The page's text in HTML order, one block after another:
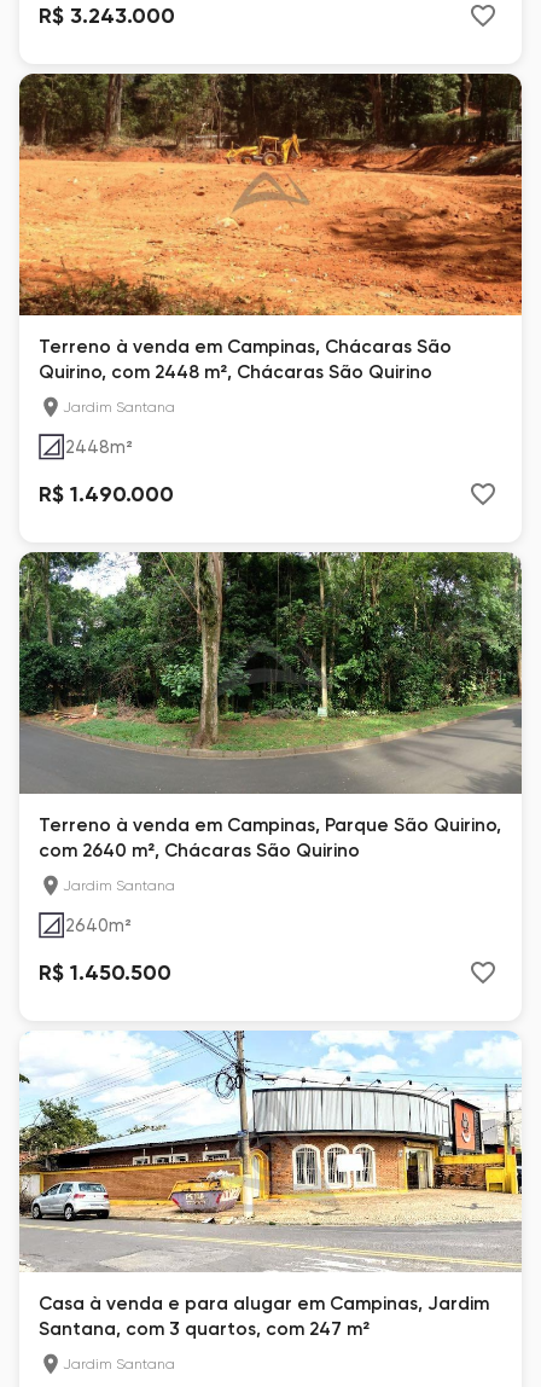
R$ 3.243.000
Terreno à venda em Campinas, Chácaras São
Quirino, com 2448 m², Chácaras São Quirino
Jardim Santana
2448m²
R$ 1.490.000
Terreno à venda em Campinas, Parque São Quirino,
com 2640 m², Chácaras São Quirino
Jardim Santana
2640m²
R$ 1.450.500
Casa à venda e para alugar em Campinas, Jardim
Santana, com 3 quartos, com 247 m²
Jardim Santana